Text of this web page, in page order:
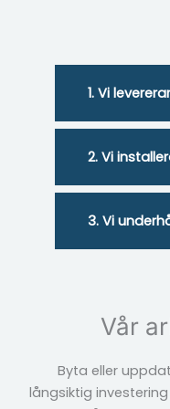
1. Vi levererar
2. Vi
3. Vi
Vår
Byta eller
långsiktig